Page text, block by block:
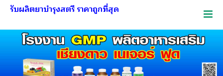
รับผลิตยาบำรุงสตรี ราคาถูกที่สุด